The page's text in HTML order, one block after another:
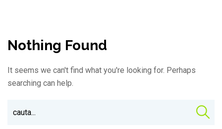
Nothing Found
It seems we can't find what you're looking for. Perhaps
searching can help.